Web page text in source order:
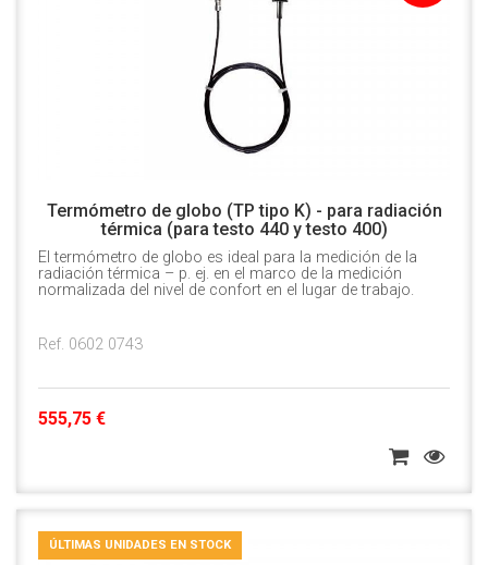
Termómetro de globo (TP tipo K) - para radiación
térmica (para testo 440 y testo 400)
El termómetro de globo es ideal para la medición de la
radiación térmica – p. ej. en el marco de la medición
normalizada del nivel de confort en el lugar de trabajo.
Ref. 0602 0743
555,75 €
ÚLTIMAS UNIDADES EN STOCK